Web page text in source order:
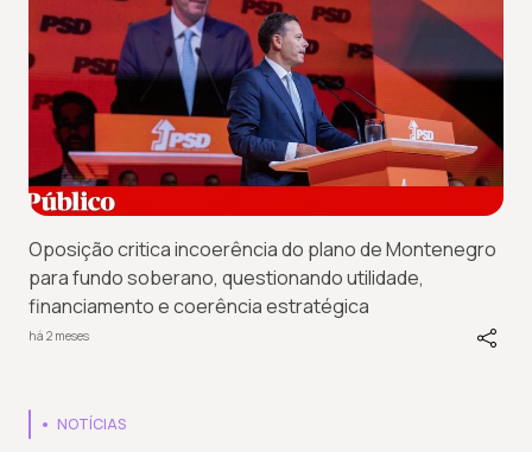
Oposição critica incoerência do plano de Montenegro
para fundo soberano, questionando utilidade,
financiamento e coerência estratégica
há 2 meses
NOTÍCIAS